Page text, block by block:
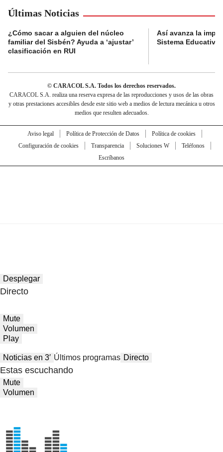
Últimas Noticias
¿Cómo sacar a alguien del núcleo
familiar del Sisbén? Ayuda a ‘ajustar’
clasificación en RUI
Así avanza la
Sistema Educativo
© CARACOL S.A. Todos los derechos reservados.
CARACOL S.A. realiza una reserva expresa de las reproducciones y usos de las obras
y otras prestaciones accesibles desde este sitio web a medios de lectura mecánica u otros
medios que resulten adecuados.
Aviso legal Política de Protección de Datos
Política de cookies
Configuración de cookies
Transparencia Soluciones W
Teléfonos
Escríbanos
Desplegar
Directo
Mute
Volumen
Play
Noticias en 3′ Últimos programas Directo
Estas escuchando
Mute
Volumen